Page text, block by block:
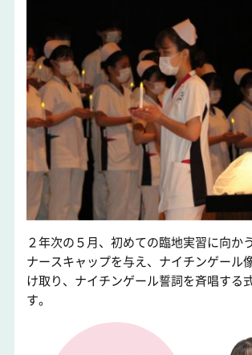
２年次の５月、初めての臨地実習に向か
ナースキャップを与え、ナイチンゲール
け取り、ナイチンゲール誓詞を斉唱する
す。